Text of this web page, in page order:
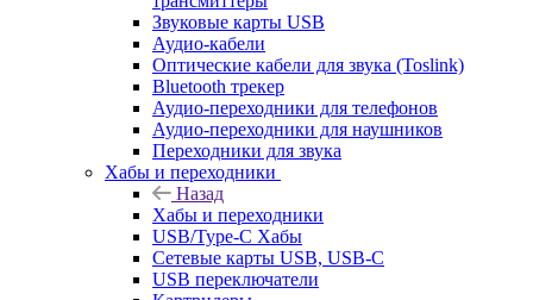
Звуковые карты USB
Аудио-кабели
Оптические кабели для звука (Toslink)
Bluetooth трекер
Аудио-переходники для телефонов
Аудио-переходники для наушников
Переходники для звука
Хабы и переходники
Назад
Хабы и переходники
USB/Type-C Хабы
Сетевые карты USB, USB-C
USB переключатели